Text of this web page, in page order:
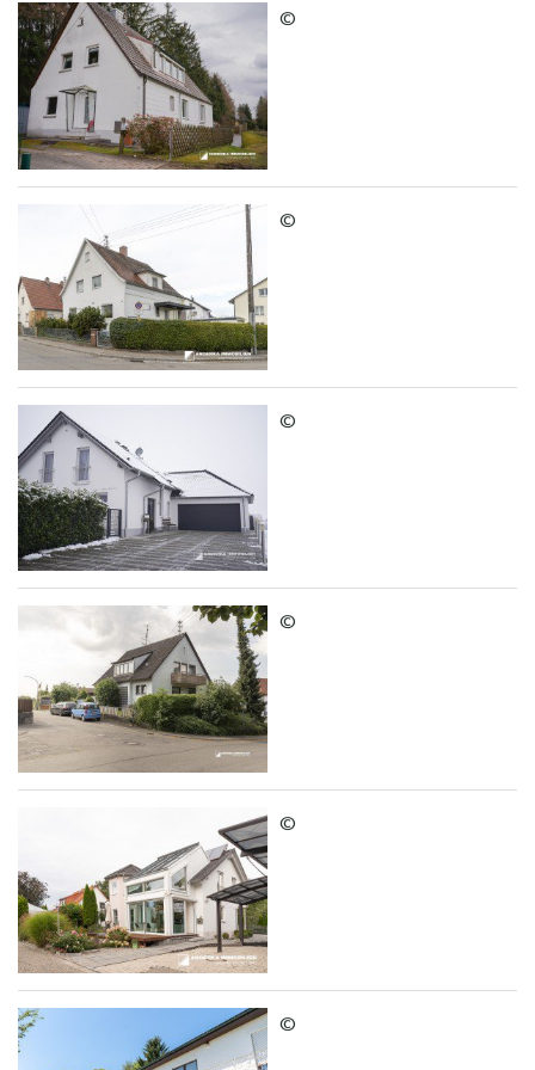
©
©
©
©
©
©